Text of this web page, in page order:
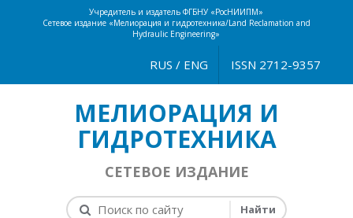
Учредитель и издатель ФГБНУ «РосНИИПМ»
Сетевое издание «Мелиорация и гидротехника/Land Reclamation and
Hydraulic Engineering»
ISSN 2712-9357
RUS / ENG
МЕЛИОРАЦИЯ И
ГИДРОТЕХНИКА
СЕТЕВОЕ ИЗДАНИЕ